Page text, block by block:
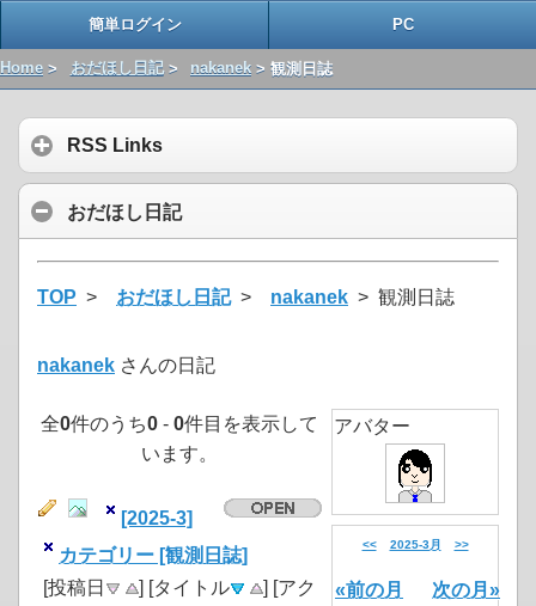
簡単ログイン PC
Home > おだほし日記> nakanek > 観測日誌
RSS Links
おだほし日記
TOP > おだほし日記> nakanek > 観測日誌
nakanek さんの日記
全0件のうち0 - 0件目を表示して
います。
[2025-3]
カテゴリー [観測日誌]
[投稿日
] [タイトル
] [アク
アバター
<< 2025-3月 >>
«前の月 次の月»